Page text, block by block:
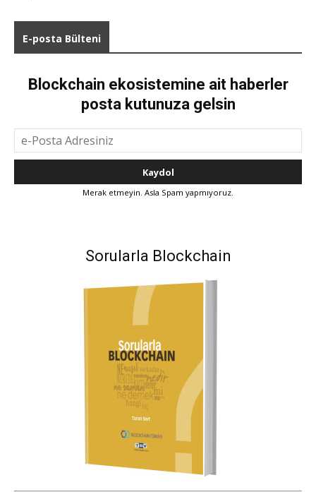
E-posta Bülteni
Blockchain ekosistemine ait haberler
posta kutunuza gelsin
Merak etmeyin. Asla Spam yapmıyoruz.
Sorularla Blockchain